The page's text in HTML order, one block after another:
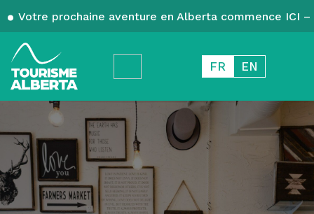
Votre prochaine aventure en Alberta commence ICI
FR EN